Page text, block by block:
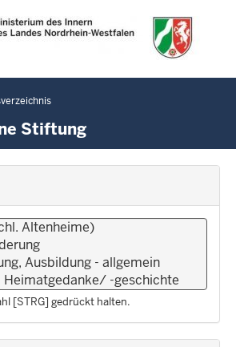
Direkt zum Inhalt
DEAKTIVIEREN: MAIN MENU
Stiftung
[STRG] gedrückt halten.